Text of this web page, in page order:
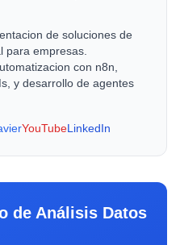
de soluciones de
para empresas.
con n8n,
y desarrollo de agentes
YouTubeLinkedIn
de Análisis Datos